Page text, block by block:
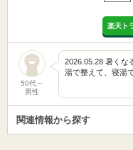
楽天ト
50代～
男性
2026.05.28 暑くな
湯で整えて、寝湯
関連情報から探す